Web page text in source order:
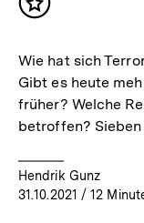
Inhalt
Wie hat sich
Gibt es heute
früher? Welche
betroffen?
Hendrik Gunz
31.10.2021 / 12